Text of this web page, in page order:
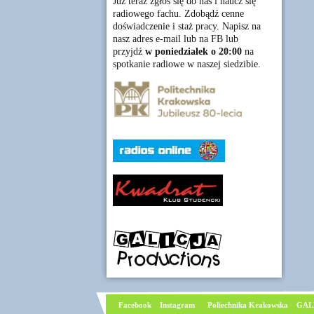
radiowego fachu. Zdobądź cenne
doświadczenie i staż pracy. Napisz na
nasz adres e-mail lub na FB lub
przyjdź w poniedziałek o 20:00na
spotkanie radiowe w naszej siedzibie.
Facebook Instagram Poliechnika Krakowska